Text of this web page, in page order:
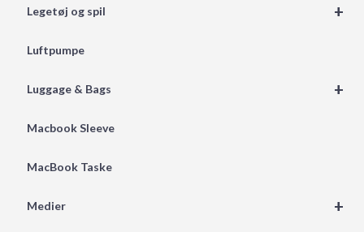
+
Legetøj og spil
Luftpumpe
+
Luggage & Bags
Macbook Sleeve
MacBook Taske
+
Medier